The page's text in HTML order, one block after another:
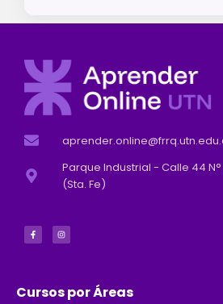
Parque Industrial - Calle 44
(Sta. Fe)
c
e
b
s
t
a
Cursos por Áreas